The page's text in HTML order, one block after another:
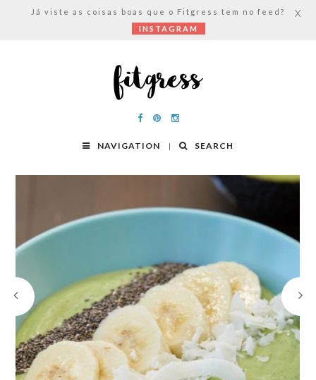
NAVIGATION SEARCH
Já viste as coisas boas que o Fitgress tem no feed?
INSTAGRAM
X